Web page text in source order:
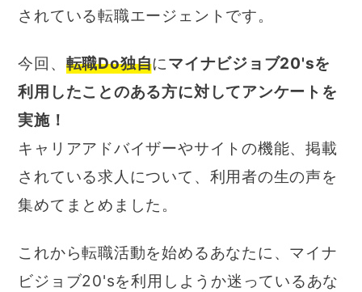
されている転職エージェントです。
今回、 転職Do独自にマイナビジョブ20'sを
利用したことのある方に対してアンケートを
実施！
キャリアアドバイザーやサイトの機能、掲載
されている求人について、利用者の生の声を
集めてまとめました。
これから転職活動を始めるあなたに、マイナ
ビジョブ20'sを利用しようか迷っているあな